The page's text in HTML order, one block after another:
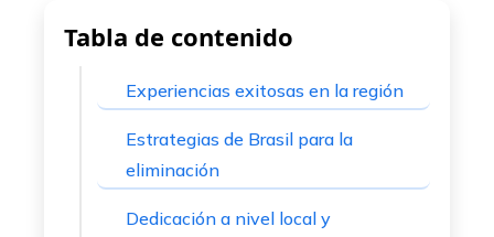
Tabla de contenido
Experiencias exitosas en la región
Estrategias de Brasil para la
eliminación
Dedicación a nivel local y